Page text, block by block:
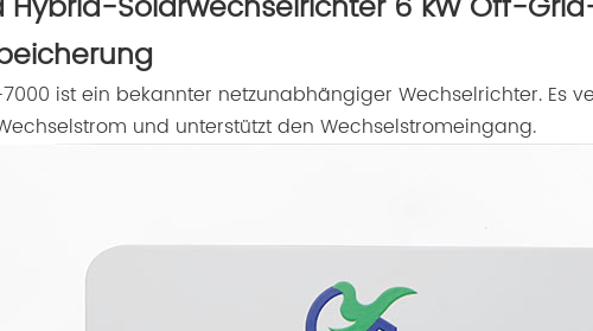
7000 ist ein bekannter netzunabhängiger Wechselrichter. Es
und unterstützt den Wechselstromeingang.